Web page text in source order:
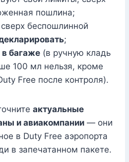
пошлина;
беспошлинной
;
в багаже (в ручную кладь
100 мл нельзя, кроме
Free после контроля).
актуальные
и авиакомпании — они
в Duty Free аэропорта
в запечатанном пакете.